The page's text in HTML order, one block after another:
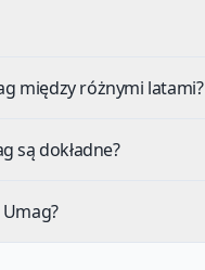
między różnymi latami?
są dokładne?